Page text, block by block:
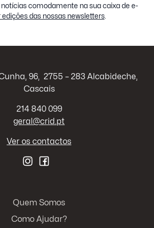
notícias comodamente na sua caixa de e-
edições das nossas newsletters.
96, 2755 – 283 Alcabideche,
Cascais
214 840 099
geral@crid.pt
Ver os contactos
Quem Somos
Como Ajudar?